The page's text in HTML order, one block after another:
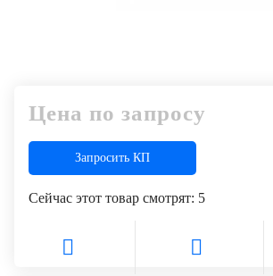
Цена по запросу
Запросить КП
Сейчас этот товар смотрят: 5